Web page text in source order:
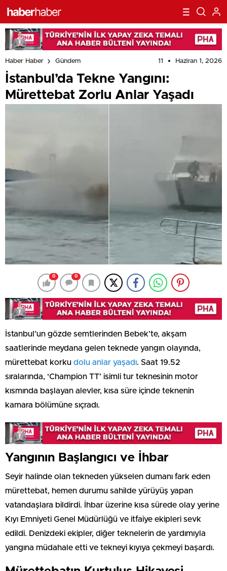
Haber Haber Gündem 11 Haziran 1, 2026
İstanbul’da Tekne Yangını:
Mürettebat Zorlu Anlar Yaşadı
0 0
İstanbul’un gözde semtlerinden Bebek’te, akşam
saatlerinde meydana gelen teknede yangın olayında,
mürettebat korku dolu anlar yaşadı. Saat 19.52
sıralarında, ‘Champion TT’ isimli tur teknesinin motor
kısmında başlayan alevler, kısa süre içinde teknenin
kamara bölümüne sıçradı.
Yangının Başlangıcı ve İhbar
Seyir halinde olan tekneden yükselen dumanı fark eden
mürettebat, hemen durumu sahilde yürüyüş yapan
vatandaşlara bildirdi. İhbar üzerine kısa sürede olay yerine
Kıyı Emniyeti Genel Müdürlüğü ve itfaiye ekipleri sevk
edildi. Denizdeki ekipler, diğer teknelerin de yardımıyla
yangına müdahale etti ve tekneyi kıyıya çekmeyi başardı.